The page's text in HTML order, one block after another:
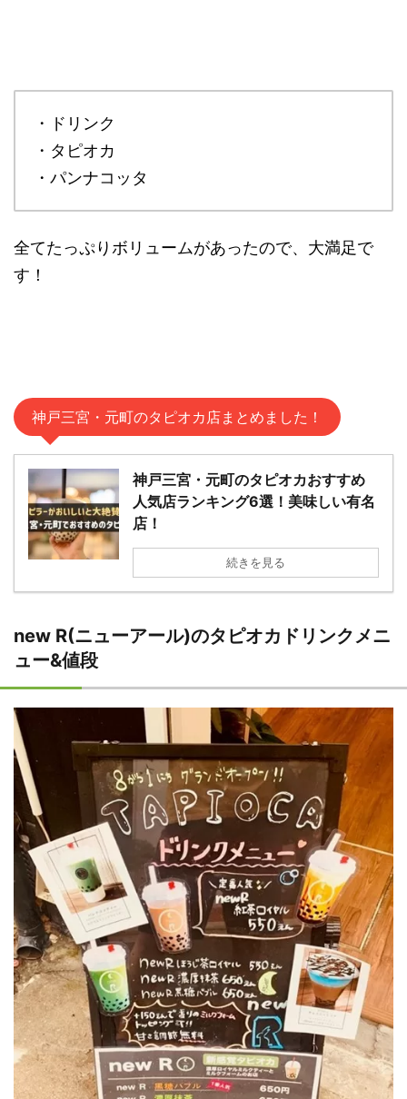
・ドリンク
・タピオカ
・パンナコッタ
全てたっぷりボリュームがあったので、大満足で
す！
神戸三宮・元町のタピオカ店まとめました！
神戸三宮・元町のタピオカおすすめ
人気店ランキング6選！美味しい有名
店！
続きを見る
new R(ニューアール)のタピオカドリンクメニ
ュー&値段